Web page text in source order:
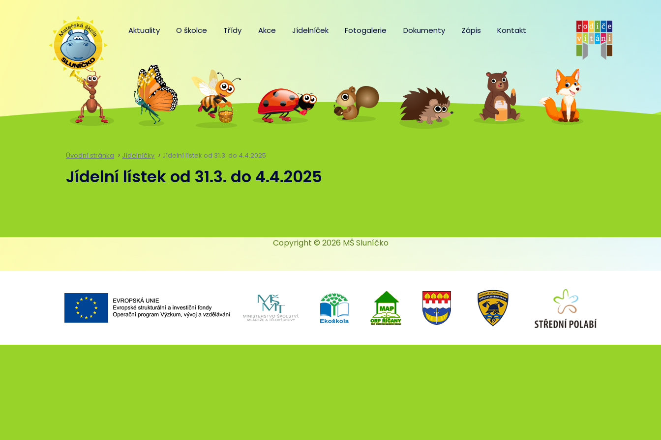
Aktuality O školce Třídy Akce Jídelníček Fotogalerie Dokumenty Zápis Kontakt
Úvodní stránka Jídelníčky Jídelní lístek od 31.3. do 4.4.2025
Jídelní lístek od 31.3. do 4.4.2025
Copyright © 2026 MŠ Sluníčko